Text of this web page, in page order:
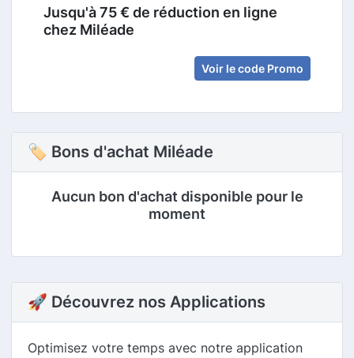
Jusqu'à 75 € de réduction en ligne
chez Miléade
Voir le code Promo
🏷 Bons d'achat Miléade
Aucun bon d'achat disponible pour le
moment
🚀 Découvrez nos Applications
Optimisez votre temps avec notre application